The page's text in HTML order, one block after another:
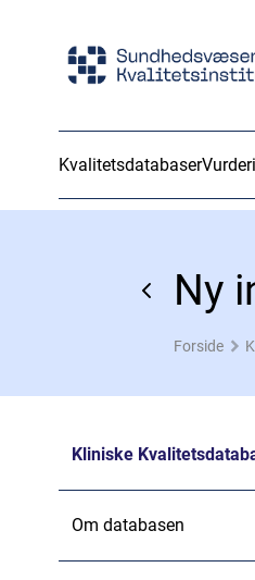
Kvalitetsdatabaser
Ny
Forside
Kliniske
Om databasen